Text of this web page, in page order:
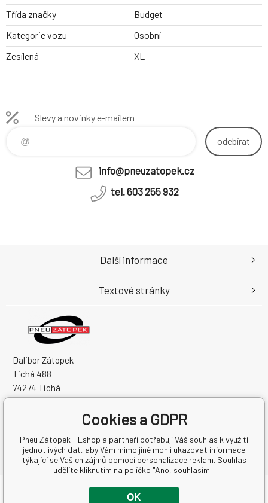
Třída značky
Budget
Kategorie vozu
Osobní
Zesílená
XL
Slevy a novinky e-mailem
odebírat
info@pneuzatopek.cz
tel. 603 255 932
Dalibor Zátopek
Tichá 488
74274 Tichá
Česká Republika
DIČ: CZ7504094994
Další informace
Textové stránky
Copyright © 2026 Dalibor Zátopek
Cookies a GDPR
Pneu Zátopek - Eshop a partneři potřebují Váš souhlas k využití
jednotlivých dat, aby Vám mimo jiné mohli ukazovat informace
týkající se Vašich zájmů pomocí personalizace reklam. Souhlas
udělíte kliknutím na políčko "Ano, souhlasím".
OK